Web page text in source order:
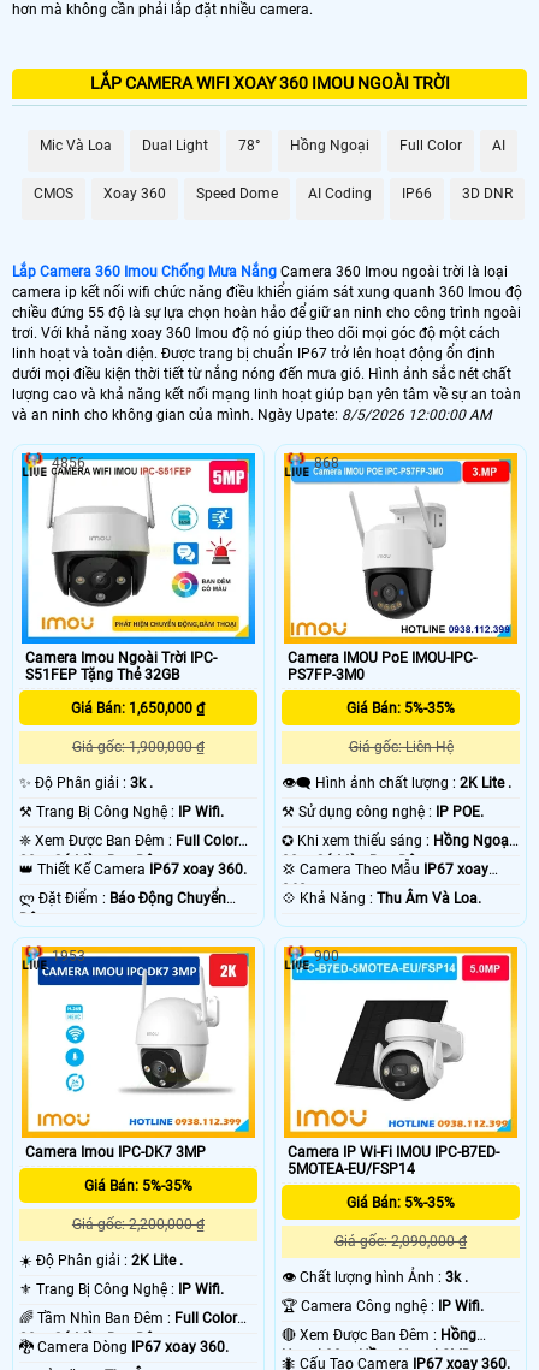
nuôi. Với khả năng chống chịu mưa nắng và thiết kế chắc chắn camera này sẽ
nâng cao an toàn an toàn cho ngôi nhà hoặc doanh nghiệp của bạn.
kiểm soát và quan sát mọi góc cạnh chỉ bằng một ứng dụng trên điện thoại
hơn mà không cần phải lắp đặt nhiều camera.
LẮP CAMERA WIFI XOAY 360 IMOU NGOÀI TRỜI
Mic Và Loa Dual Light 78° Hồng Ngoại Full Color AI
CMOS Xoay 360 Speed Dome AI Coding IP66 3D DNR
Lắp Camera 360 Imou Chống Mưa Nắng Camera 360 Imou ngoài trời là loại
camera ip kết nối wifi chức năng điều khiển giám sát xung quanh 360 Imou độ
chiều đứng 55 độ là sự lựa chọn hoàn hảo để giữ an ninh cho công trình ngoài
trơi. Với khả năng xoay 360 Imou độ nó giúp theo dõi mọi góc độ một cách
linh hoạt và toàn diện. Được trang bị chuẩn IP67 trở lên hoạt động ổn định
dưới mọi điều kiện thời tiết từ nắng nóng đến mưa gió. Hình ảnh sắc nét chất
lượng cao và khả năng kết nối mạng linh hoạt giúp bạn yên tâm về sự an toàn
và an ninh cho không gian của mình. Ngày Upate: 8/5/2026 12:00:00 AM
Camera Imou Ngoài Trời IPC-
S51FEP Tặng Thẻ 32GB
Giá Bán: 1,650,000 ₫
Giá gốc: 1,900,000 ₫
✨ Độ Phân giải : 3k .
⚒ Trang Bị Công Nghệ :
IP Wifi.
❈ Xem Được Ban Đêm : Full Color
20m Có Màu Ban Ðêm.
👑 Thiết Kế Camera
IP67 xoay 360.
️ლ Đặt Điểm : Báo Động Chuyển
4856
Camera IMOU PoE IMOU-IPC-
PS7FP-3M0
Giá Bán: 5%-35%
Giá gốc: Liên Hệ
👁️‍🗨 Hình ảnh chất lượng :2K Lite .
⚒ Sử dụng công nghệ :
IP POE.
✪ Khi xem thiếu sáng : Hồng Ngoại
30m Có Màu Ban Ðêm.
💢 Camera Theo Mẫu
IP67 xoay
360.
️💠 Khả Năng :Thu Âm Và Loa.
868
Camera Imou IPC-DK7 3MP
Giá Bán: 5%-35%
Giá gốc: 2,200,000 ₫
☀️ Độ Phân giải : 2K Lite .
⚜️ Trang Bị Công Nghệ : IP Wifi.
🌈 Tầm Nhìn Ban Đêm : Full Color
20m Có Màu Ban Ðêm.
🐉️ Camera Dòng IP67 xoay 360.
1953
Camera IP Wi-Fi IMOU IPC-B7ED-
5MOTEA-EU/FSP14
Giá Bán: 5%-35%
Giá gốc: 2,090,000 ₫
👁 Chất lượng hình Ảnh :3k .
🏆 Camera Công nghệ : IP Wifi.
🔴 Xem Được Ban Đêm : Hồng
Ngoại 30m Hồng Ngoại SMD.
🐜 Cấu Tạo Camera IP67 xoay 360.
900